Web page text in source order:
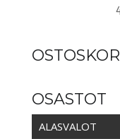
OSASTOT
ALASVALOT